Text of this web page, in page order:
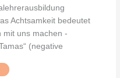
Achtsamkeit bedeutet
mit uns machen -
(negative